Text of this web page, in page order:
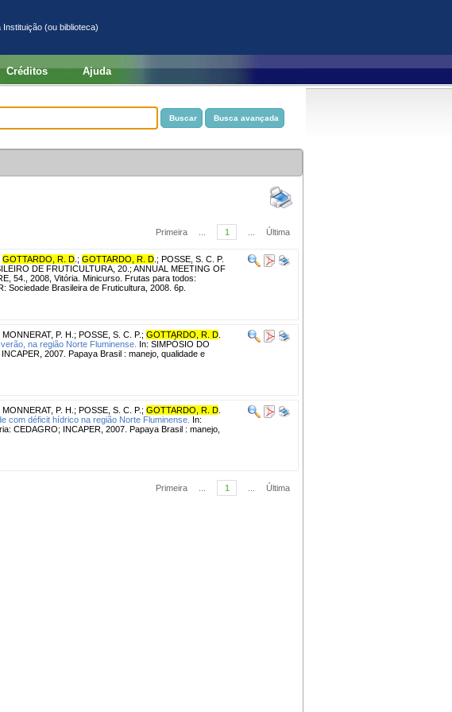
Instituição (ou biblioteca)
Créditos Ajuda
Primeira 1 Última
GOTTARDO, R. D ; GOTTARDO, R. D ; POSSE, S. C. P.
DE FRUTICULTURA, 20.; ANNUAL MEETING OF
54., 2008, Vitória. Minicurso. Frutas para todos:
Sociedade Brasileira de Fruticultura, 2008. 6p.
MONNERAT, P. H. ; POSSE, S. C. P. ; GOTTARDO, R. D
na região Norte Fluminense. In: SIMPÓSIO DO
2007. Papaya Brasil : manejo, qualidade e
MONNERAT, P. H. ; POSSE, S. C. P. ; GOTTARDO, R. D
com déficit hídrico na região Norte Fluminense. In:
CEDAGRO; INCAPER, 2007. Papaya Brasil : manejo,
Primeira 1 Última